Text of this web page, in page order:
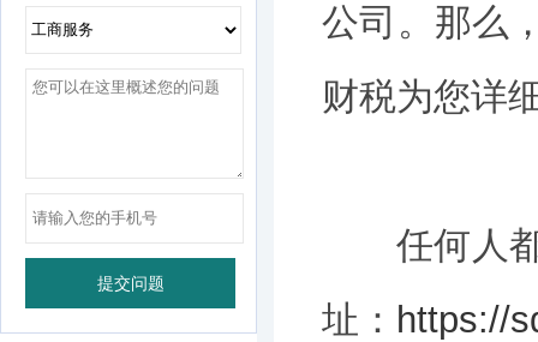
公司。那么
财税为您详
任何人都
址： https://